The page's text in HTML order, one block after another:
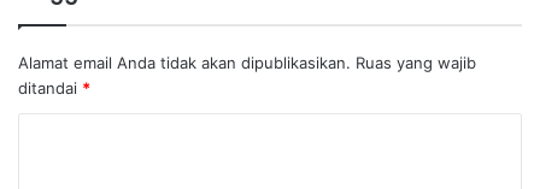
Alamat email Anda tidak akan dipublikasikan. Ruas yang wajib
ditandai *